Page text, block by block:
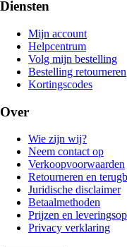
Diensten
Mijn account
Helpcentrum
Volg mijn bestelling
Bestelling retourneren
Kortingscodes
Over
Wie zijn wij?
Neem contact op
Verkoopvoorwaarden
Retourneren en
Juridische disclaimer
Betaalmethoden
Prijzen en
Privacy verklaring